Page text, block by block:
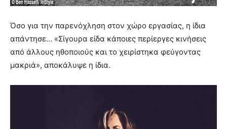
Όσο για την παρενόχληση στον χώρο εργασίας, η ίδια
απάντησε… «Σίγουρα είδα κάποιες περίεργες κινήσεις
από άλλους ηθοποιούς και το χειρίστηκα φεύγοντας
μακριά», αποκάλυψε η ίδια.